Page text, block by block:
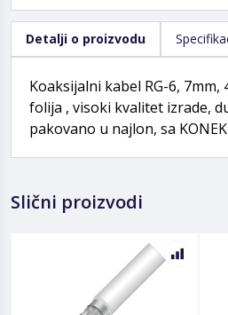
Detalji o proizvodu
Koaksijalni kabel RG-6, 7mm,
folija , visoki kvalitet izrade,
pakovano u najlon, sa
Slični proizvodi